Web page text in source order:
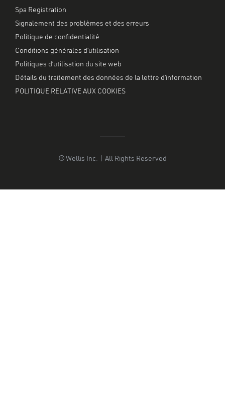
Spa Registration
Signalement des problèmes et des erreurs
Politique de confidentialité
Conditions générales d’utilisation
Politiques d’utilisation du site web
Détails du traitement des données de la lettre d’information
POLITIQUE RELATIVE AUX COOKIES
© Wellis Inc. | All Rights Reserved